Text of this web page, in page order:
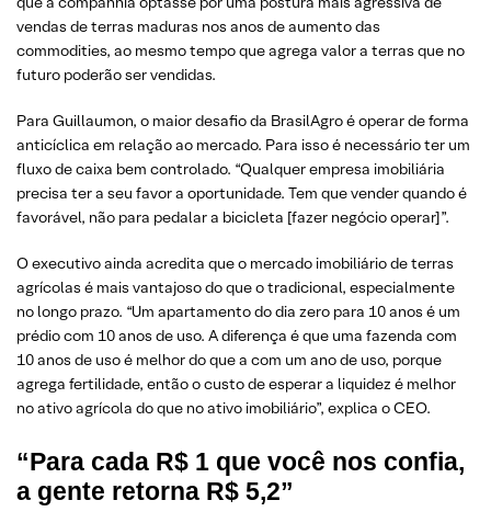
vendas de terras maduras nos anos de aumento das
commodities, ao mesmo tempo que agrega valor a terras que no
futuro poderão ser vendidas.
Para Guillaumon, o maior desafio da BrasilAgro é operar de forma
anticíclica em relação ao mercado. Para isso é necessário ter um
fluxo de caixa bem controlado. “Qualquer empresa imobiliária
precisa ter a seu favor a oportunidade. Tem que vender quando é
favorável, não para pedalar a bicicleta [fazer negócio operar]”.
O executivo ainda acredita que o mercado imobiliário de terras
agrícolas é mais vantajoso do que o tradicional, especialmente
no longo prazo. “Um apartamento do dia zero para 10 anos é um
prédio com 10 anos de uso. A diferença é que uma fazenda com
10 anos de uso é melhor do que a com um ano de uso, porque
agrega fertilidade, então o custo de esperar a liquidez é melhor
no ativo agrícola do que no ativo imobiliário”, explica o CEO.
“Para cada R$ 1 que você nos confia,
a gente retorna R$ 5,2”